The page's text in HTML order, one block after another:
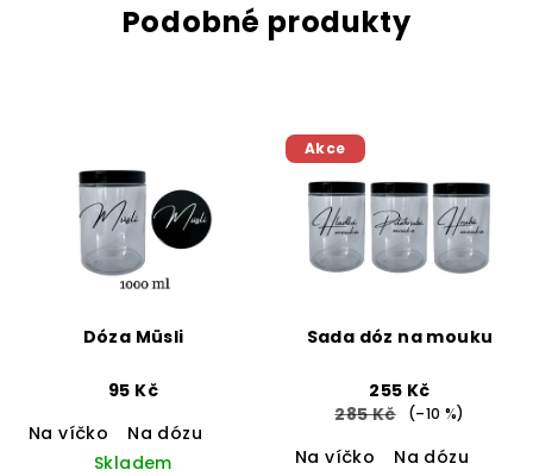
Podobné produkty
Dóza Müsli
95 Kč
Na víčko
Na dózu
Skladem
Akce
Sada dóz na mouku
255 Kč
285 Kč
(–10 %)
Na víčko
Na dózu